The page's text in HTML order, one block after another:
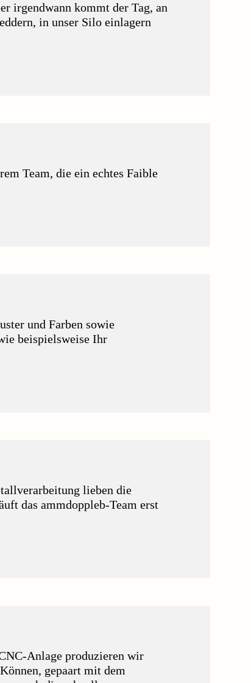
irgendwann kommt der Tag, an
in unser Silo einlagern
Team, die ein echtes Faible
und Farben sowie
beispielsweise Ihr
lieben die
das ammdoppleb-Team erst
Anlage produzieren wir
gepaart mit dem